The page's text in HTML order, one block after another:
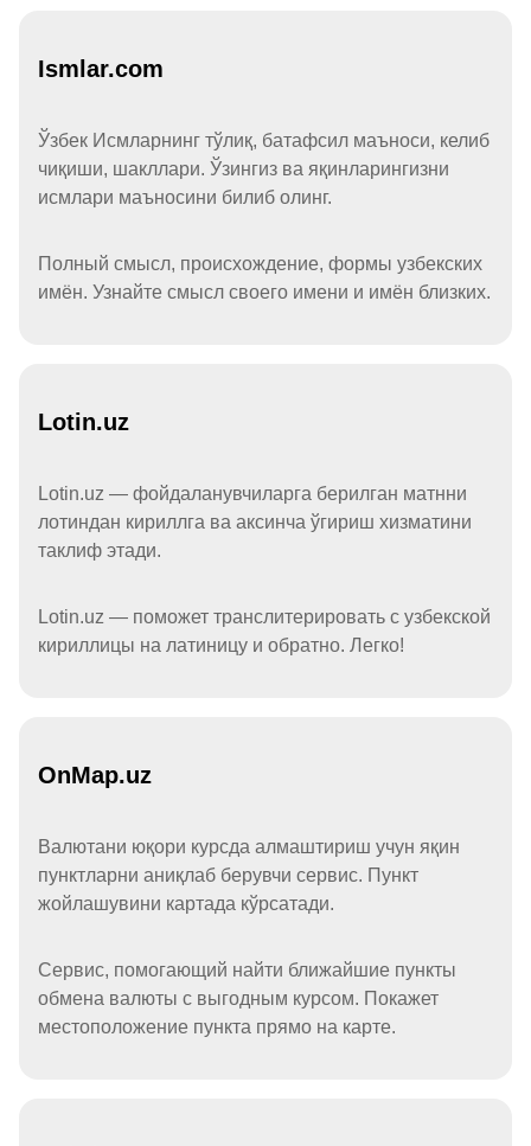
Ismlar.com
Ўзбек Исмларнинг тўлиқ, батафсил маъноси, келиб
чиқиши, шакллари. Ўзингиз ва яқинларингизни
исмлари маъносини билиб олинг.
Полный смысл, происхождение, формы узбекских
имён. Узнайте смысл своего имени и имён близких.
Lotin.uz
Lotin.uz — фойдаланувчиларга берилган матнни
лотиндан кириллга ва аксинча ўгириш хизматини
таклиф этади.
Lotin.uz — поможет транслитерировать с узбекской
кириллицы на латиницу и обратно. Легко!
OnMap.uz
Валютани юқори курсда алмаштириш учун яқин
пунктларни аниқлаб берувчи сервис. Пункт
жойлашувини картада кўрсатади.
Сервис, помогающий найти ближайшие пункты
обмена валюты с выгодным курсом. Покажет
местоположение пункта прямо на карте.